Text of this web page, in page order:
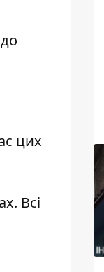
цих
Всі